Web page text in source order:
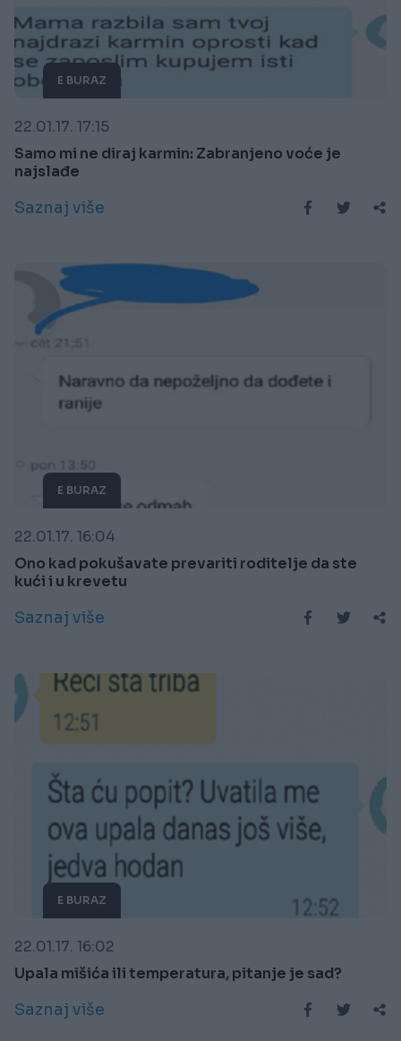
E BURAZ
22.01.17. 17:15
Samo mi ne diraj karmin: Zabranjeno voće je
najslađe
Saznaj više
E BURAZ
22.01.17. 16:04
Ono kad pokušavate prevariti roditelje da ste
kući i u krevetu
Saznaj više
E BURAZ
22.01.17. 16:02
Upala mišića ili temperatura, pitanje je sad?
Saznaj više